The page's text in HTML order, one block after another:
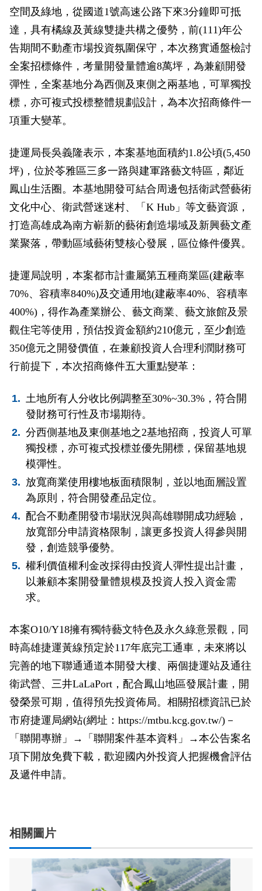
空間及綠地，從國道1號高速公路下來3分鐘即可抵
達，具有橘線及黃線雙捷共構之優勢，前(111)年公
告期間不動產市場投資氛圍保守，本次務實通盤檢討
全案招標條件，考量開發量體逾8萬坪，為兼顧開發
彈性，全案基地分為西側及東側之兩基地，可單獨投
標，亦可複式投標整體規劃設計，為本次招商條件一
項重大變革。
捷運局長吳義隆表示，本案基地面積約1.8公頃(5,450
坪)，位於苓雅區三多一路與建軍路藝文特區，鄰近
鳳山生活圈。本基地開發可結合周邊包括衛武營藝術
文化中心、衛武營迷迷村、「K Hub」等文藝資源，
打造高雄成為南方嶄新的藝術創造場域及新興藝文產
業聚落，帶動區域藝術雙核心發展，區位條件優異。
捷運局說明，本案都市計畫屬第五種商業區(建蔽率
70%、容積率840%)及交通用地(建蔽率40%、容積率
400%)，得作為產業辦公、藝文商業、藝文旅館及景
觀住宅等使用，預估投資金額約210億元，至少創造
350億元之開發價值，在兼顧投資人合理利潤財務可
行前提下，本次招商條件五大重點變革：
土地所有人分收比例調整至30%~30.3%，符合開
發財務可行性及市場期待。
分西側基地及東側基地之2基地招商，投資人可單
獨投標，亦可複式投標並優先開標，保留基地規
模彈性。
放寬商業使用樓地板面積限制，並以地面層設置
為原則，符合開發產品定位。
配合不動產開發市場狀況與高雄聯開成功經驗，
放寬部分申請資格限制，讓更多投資人得參與開
發，創造競爭優勢。
權利價值權利金改採得由投資人彈性提出計畫，
以兼顧本案開發量體規模及投資人投入資金需
求。
本案O10/Y18擁有獨特藝文特色及永久綠意景觀，同
時高雄捷運黃線預定於117年底完工通車，未來將以
完善的地下聯通通道本開發大樓、兩個捷運站及通往
衛武營、三井LaLaPort，配合鳳山地區發展計畫，開
發榮景可期，值得預先投資佈局。相關招標資訊已於
市府捷運局網站(網址：https://mtbu.kcg.gov.tw/)－
「聯開專辦」→「聯開案件基本資料」→本公告案名
項下開放免費下載，歡迎國內外投資人把握機會評估
及遞件申請。
相關圖片